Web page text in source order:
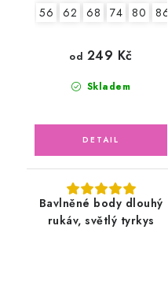
56 62 68 74 80 86
Skladem
od 249 Kč
Bavlněné body dlouhý
rukáv, světlý tyrkys